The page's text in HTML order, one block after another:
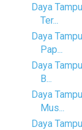
Daya
Ter...
Daya
Pap...
Daya
B...
Daya
Mus...
Daya